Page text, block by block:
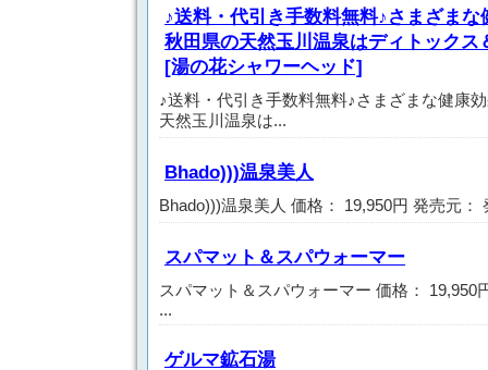
♪送料・代引き手数料無料♪さまざま
秋田県の天然玉川温泉はディトックス
[湯の花シャワーヘッド]
♪送料・代引き手数料無料♪さまざまな健康
天然玉川温泉は...
Bhado)))温泉美人
Bhado)))温泉美人 価格： 19,950円 発売元：
スパマット＆スパウォーマー
スパマット＆スパウォーマー 価格： 19,950
...
ゲルマ鉱石湯